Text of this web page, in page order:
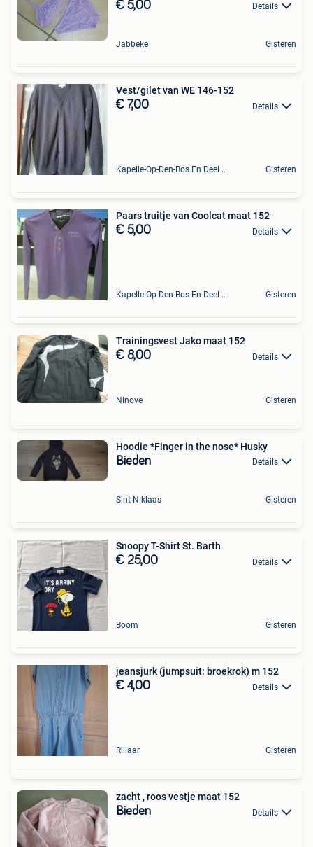
€ 5,00 Details
Jabbeke Gisteren
Vest/gilet van WE 146-152
€ 7,00 Details
Kapelle-Op-Den-Bos En Deel Van Zemst Gisteren
Paars truitje van Coolcat maat 152
€ 5,00 Details
Kapelle-Op-Den-Bos En Deel Van Zemst Gisteren
Trainingsvest Jako maat 152
€ 8,00 Details
Ninove Gisteren
Hoodie *Finger in the nose* Husky
Bieden Details
Sint-Niklaas Gisteren
Snoopy T-Shirt St. Barth
€ 25,00 Details
Boom Gisteren
jeansjurk (jumpsuit: broekrok) m 152
€ 4,00 Details
Rillaar Gisteren
zacht , roos vestje maat 152
Bieden Details